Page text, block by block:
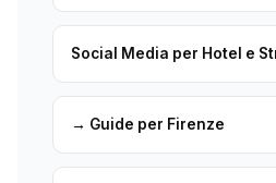
Social Media per Hotel e
→ Guide per Firenze